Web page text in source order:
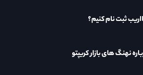
ثبت نام کنیم؟
نهنگ های بازار کریپتو